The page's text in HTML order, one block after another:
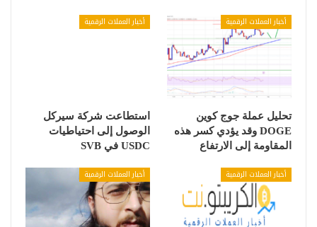
أخبار العملات الرقمية
تحليل عملة جوج كوين
DOGE وقد يؤدي كسر هذه
المقاومة إلى الارتفاع
أخبار العملات الرقمية
استطاعت شركة سيركل
الوصول إلى احتياطيات
USDC في SVB
أخبار العملات الرقمية أخبار العملات الرقمية